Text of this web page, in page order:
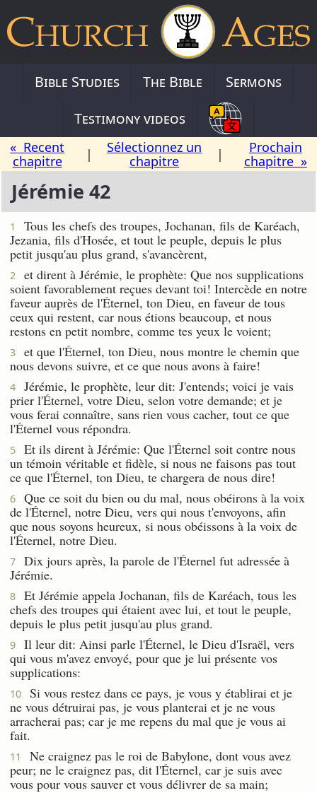
Bible Studies The Bible
Sermons
Testimony videos
« Recent
chapitre
|
Sélectionnez un
chapitre
|
Prochain
chapitre »
Jérémie 42
1
Tous les chefs des troupes, Jochanan, fils de Karéach,
Jezania, fils d'Hosée, et tout le peuple, depuis le plus
petit jusqu'au plus grand, s'avancèrent,
2
et dirent à Jérémie, le prophète: Que nos supplications
soient favorablement reçues devant toi! Intercède en notre
faveur auprès de l'Éternel, ton Dieu, en faveur de tous
ceux qui restent, car nous étions beaucoup, et nous
restons en petit nombre, comme tes yeux le voient;
3
et que l'Éternel, ton Dieu, nous montre le chemin que
nous devons suivre, et ce que nous avons à faire!
4
Jérémie, le prophète, leur dit: J'entends; voici je vais
prier l'Éternel, votre Dieu, selon votre demande; et je
vous ferai connaître, sans rien vous cacher, tout ce que
l'Éternel vous répondra.
5
Et ils dirent à Jérémie: Que l'Éternel soit contre nous
un témoin véritable et fidèle, si nous ne faisons pas tout
ce que l'Éternel, ton Dieu, te chargera de nous dire!
6
Que ce soit du bien ou du mal, nous obéirons à la voix
de l'Éternel, notre Dieu, vers qui nous t'envoyons, afin
que nous soyons heureux, si nous obéissons à la voix de
l'Éternel, notre Dieu.
7
Dix jours après, la parole de l'Éternel fut adressée à
Jérémie.
8
Et Jérémie appela Jochanan, fils de Karéach, tous les
chefs des troupes qui étaient avec lui, et tout le peuple,
depuis le plus petit jusqu'au plus grand.
9
Il leur dit: Ainsi parle l'Éternel, le Dieu d'Israël, vers
qui vous m'avez envoyé, pour que je lui présente vos
supplications:
10
Si vous restez dans ce pays, je vous y établirai et je
ne vous détruirai pas, je vous planterai et je ne vous
arracherai pas; car je me repens du mal que je vous ai
fait.
11
Ne craignez pas le roi de Babylone, dont vous avez
peur; ne le craignez pas, dit l'Éternel, car je suis avec
vous pour vous sauver et vous délivrer de sa main;